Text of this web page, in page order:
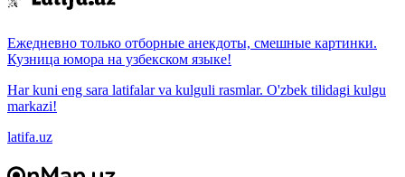
Ежедневно только отборные анекдоты, смешные картинки.
Кузница юмора на узбекском языке!
Har kuni eng sara latifalar va kulguli rasmlar. O'zbek tilidagi kulgu
markazi!
latifa.uz